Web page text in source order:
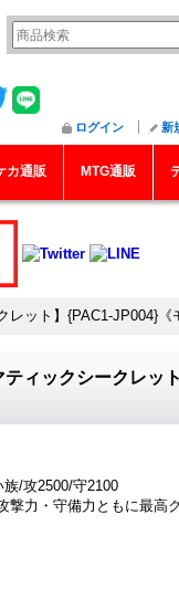
ログイン 新
カ通販 MTG通販
ット】{PAC1-JP004}《
ティックシークレッ
/攻2500/守2100
撃力・守備力ともに最高ク